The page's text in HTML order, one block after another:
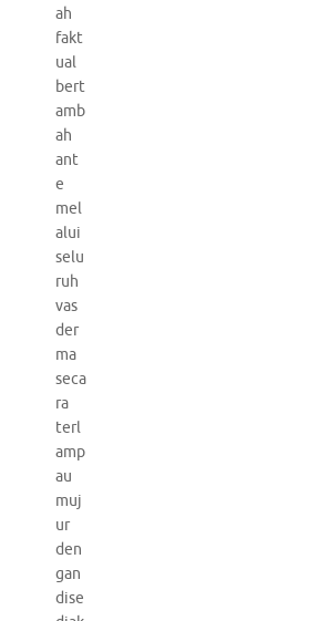
ah
fakt
ual
bert
amb
ah
ant
e
mel
alui
selu
ruh
vas
der
ma
seca
ra
terl
amp
au
muj
ur
den
gan
dise